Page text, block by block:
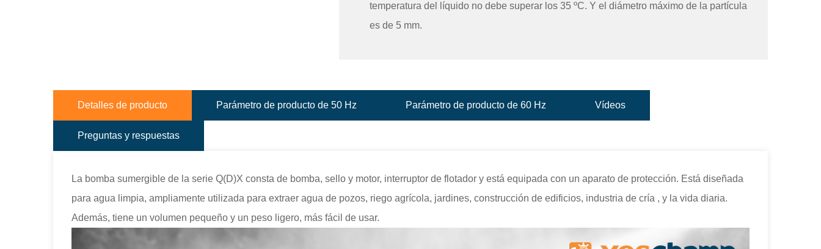
temperatura del líquido no debe superar los 35 ºC. Y el diámetro máximo de la partícula
es de 5 mm.
Detalles de producto Parámetro de producto de 50 Hz Parámetro de producto de 60 Hz Vídeos
Preguntas y respuestas
La bomba sumergible de la serie Q(D)X consta de bomba, sello y motor, interruptor de flotador y está equipada con un aparato de protección. Está diseñada
para agua limpia, ampliamente utilizada para extraer agua de pozos, riego agrícola, jardines, construcción de edificios, industria de cría , y la vida diaria.
Además, tiene un volumen pequeño y un peso ligero, más fácil de usar.